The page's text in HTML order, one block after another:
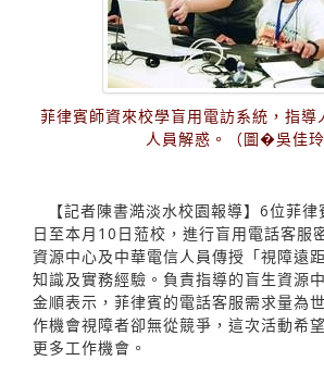
菲律賓師資來校學盲用電訪系統，指導
人員解惑。（圖�吳佳玲
【記者陳書澔淡水校園報導】6位菲
日至本月10日蒞校，進行盲用電話客服
資源中心及中華電信人員傳授「視障遠
知識及實務經驗。負責指導的盲生資源
金順表示，菲律賓的電話客服需求量為
作機會視障者卻無從競爭，這次活動希
更多工作機會。